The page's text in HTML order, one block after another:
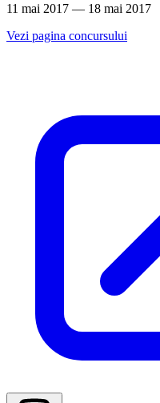
11 mai 2017 — 18 mai 2017
Vezi pagina concursului